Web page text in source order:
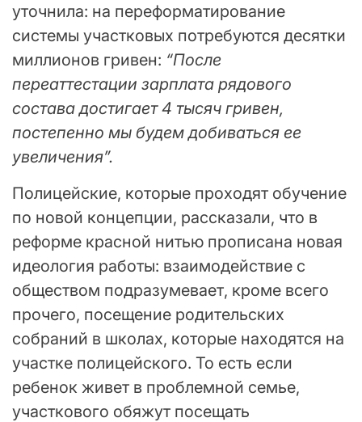
уточнила: на переформатирование
системы участковых потребуются десятки
миллионов гривен: “После
переаттестации зарплата рядового
состава достигает 4 тысяч гривен,
постепенно мы будем добиваться ее
увеличения”.
Полицейские, которые проходят обучение
по новой концепции, рассказали, что в
реформе красной нитью прописана новая
идеология работы: взаимодействие с
обществом подразумевает, кроме всего
прочего, посещение родительских
собраний в школах, которые находятся на
участке полицейского. То есть если
ребенок живет в проблемной семье,
участкового обяжут посещать